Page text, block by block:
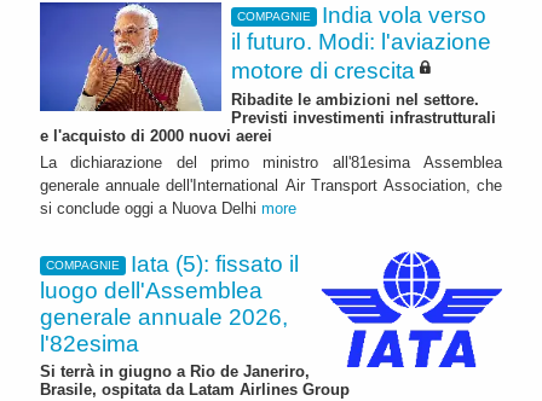
COMPAGNIE
India vola verso
il futuro. Modi: l'aviazione
motore di crescita
Ribadite le ambizioni nel settore.
Previsti investimenti infrastrutturali
e l'acquisto di 2000 nuovi aerei
La dichiarazione del primo ministro all'81esima Assemblea
generale annuale dell'International Air Transport Association, che
si conclude oggi a Nuova Delhi more
COMPAGNIE
Iata (5): fissato il
luogo dell'Assemblea
generale annuale 2026,
l'82esima
Si terrà in giugno a Rio de Janeriro,
Brasile, ospitata da Latam Airlines Group